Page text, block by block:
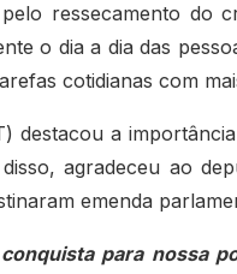
ressecamento do
o dia a dia das
cotidianas com
destacou a
agradeceu ao
emenda
para nossa